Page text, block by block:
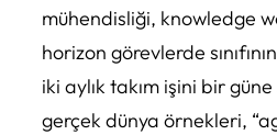
mühendisliği, knowledge
horizon görevlerde
iki aylık takım işini bir güne
gerçek dünya örnekleri,